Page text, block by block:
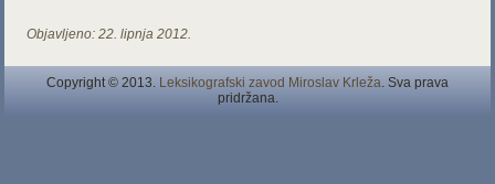
Objavljeno: 22. lipnja 2012.
Copyright © 2013. Leksikografski zavod Miroslav Krleža . Sva prava
pridržana.